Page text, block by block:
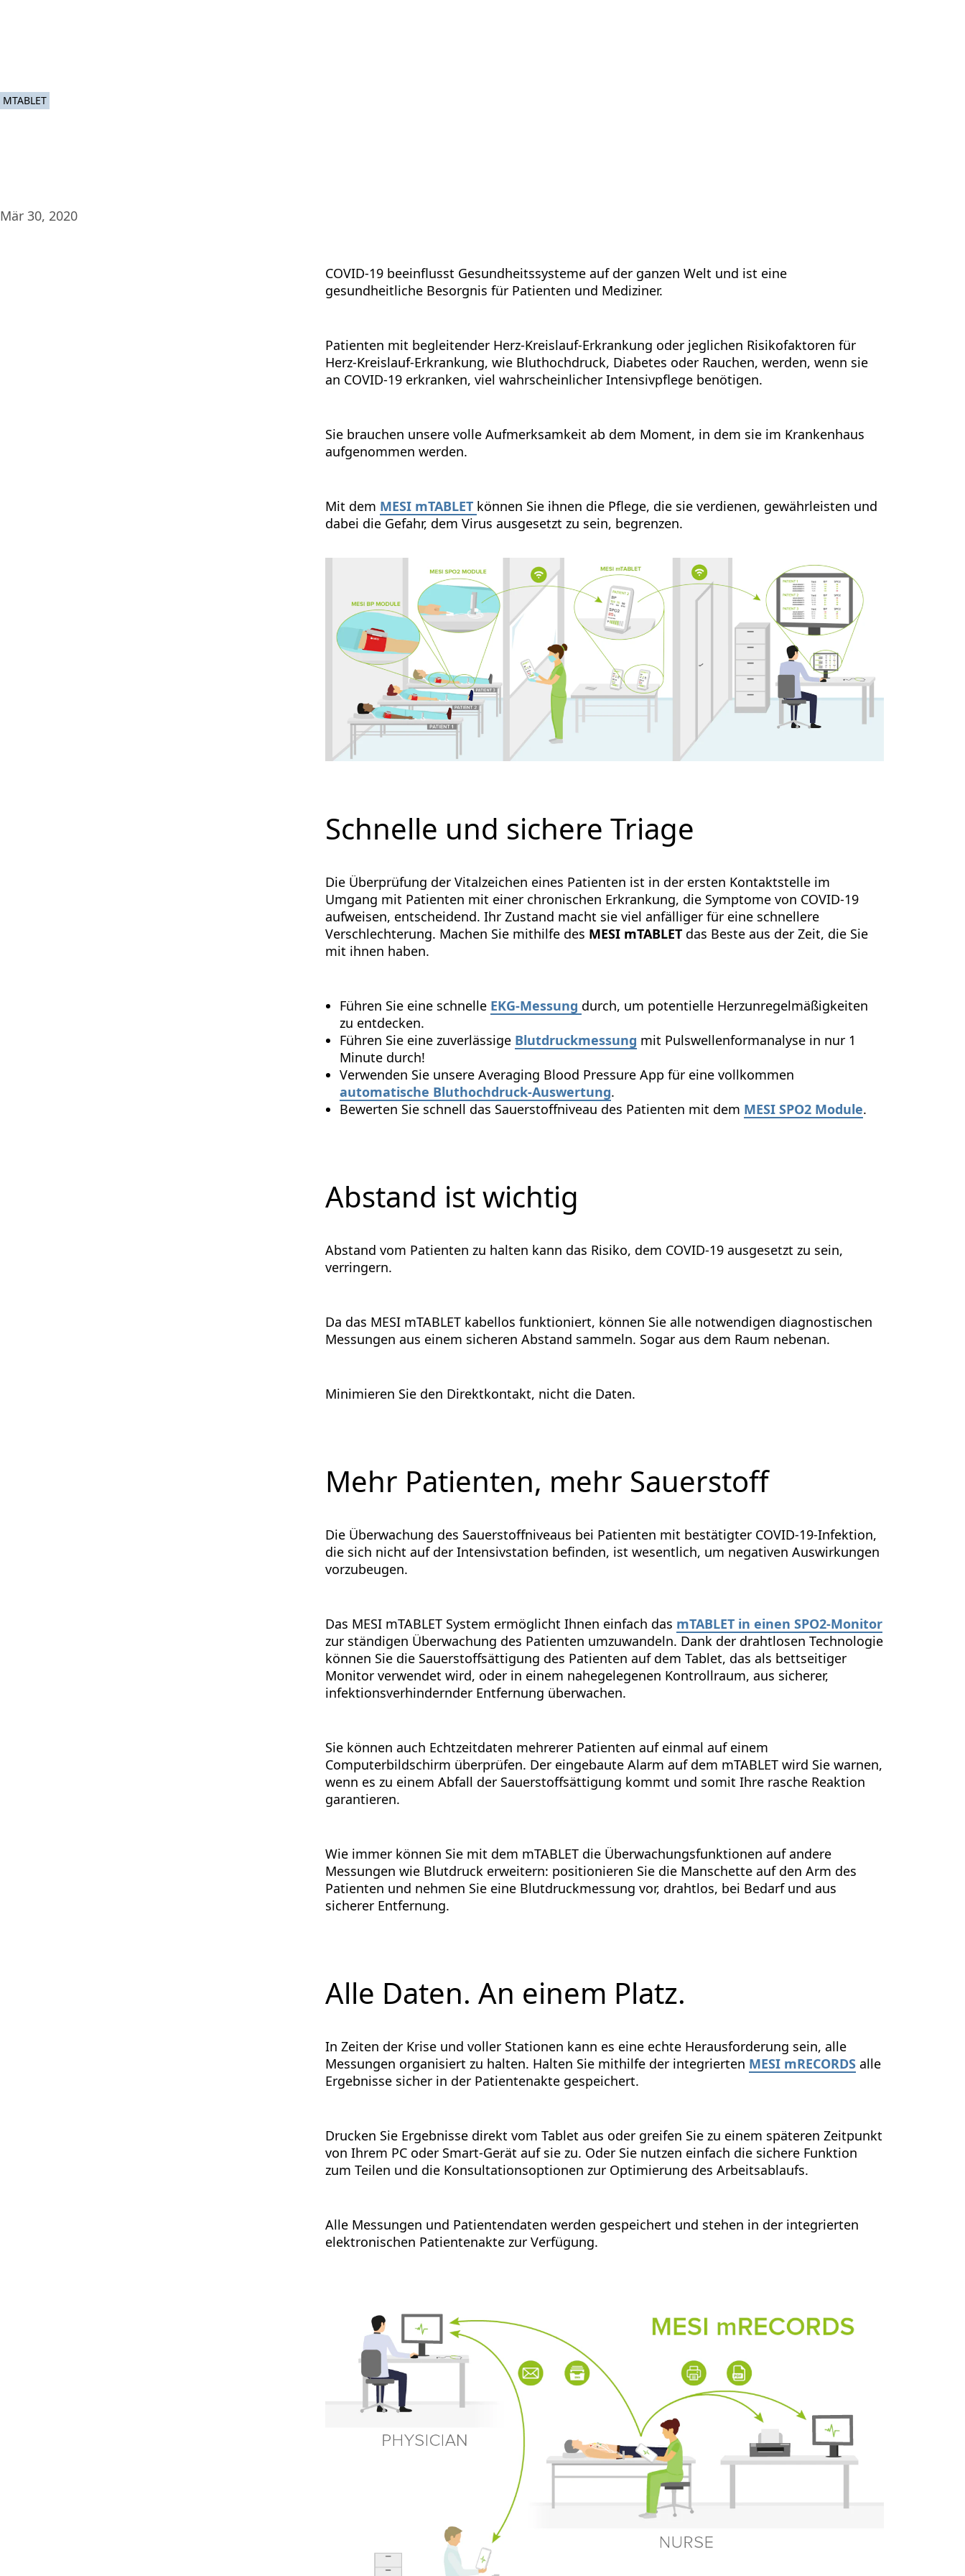
MTABLET
Mär 30, 2020
COVID-19 beeinflusst Gesundheitssysteme auf der ganzen Welt und ist eine
gesundheitliche Besorgnis für Patienten und Mediziner.
Patienten mit begleitender Herz-Kreislauf-Erkrankung oder jeglichen Risikofaktoren für
Herz-Kreislauf-Erkrankung, wie Bluthochdruck, Diabetes oder Rauchen, werden, wenn sie
an COVID-19 erkranken, viel wahrscheinlicher Intensivpflege benötigen.
Sie brauchen unsere volle Aufmerksamkeit ab dem Moment, in dem sie im Krankenhaus
aufgenommen werden.
Mit dem MESI mTABLET können Sie ihnen die Pflege, die sie verdienen, gewährleisten und
dabei die Gefahr, dem Virus ausgesetzt zu sein, begrenzen.
Schnelle und sichere Triage
Die Überprüfung der Vitalzeichen eines Patienten ist in der ersten Kontaktstelle im
Umgang mit Patienten mit einer chronischen Erkrankung, die Symptome von COVID-19
aufweisen, entscheidend. Ihr Zustand macht sie viel anfälliger für eine schnellere
Verschlechterung. Machen Sie mithilfe des MESI mTABLET das Beste aus der Zeit, die Sie
mit ihnen haben.
Führen Sie eine schnelle EKG-Messung durch, um potentielle Herzunregelmäßigkeiten
zu entdecken.
Führen Sie eine zuverlässige Blutdruckmessung mit Pulswellenformanalyse in nur 1
Minute durch!
Verwenden Sie unsere Averaging Blood Pressure App für eine vollkommen
automatische Bluthochdruck-Auswertung.
Bewerten Sie schnell das Sauerstoffniveau des Patienten mit dem MESI SPO2 Module.
Abstand ist wichtig
Abstand vom Patienten zu halten kann das Risiko, dem COVID-19 ausgesetzt zu sein,
verringern.
Da das MESI mTABLET kabellos funktioniert, können Sie alle notwendigen diagnostischen
Messungen aus einem sicheren Abstand sammeln. Sogar aus dem Raum nebenan.
Minimieren Sie den Direktkontakt, nicht die Daten.
Mehr Patienten, mehr Sauerstoff
Die Überwachung des Sauerstoffniveaus bei Patienten mit bestätigter COVID-19-Infektion,
die sich nicht auf der Intensivstation befinden, ist wesentlich, um negativen Auswirkungen
vorzubeugen.
Das MESI mTABLET System ermöglicht Ihnen einfach das mTABLET in einen SPO2-Monitor
zur ständigen Überwachung des Patienten umzuwandeln. Dank der drahtlosen Technologie
können Sie die Sauerstoffsättigung des Patienten auf dem Tablet, das als bettseitiger
Monitor verwendet wird, oder in einem nahegelegenen Kontrollraum, aus sicherer,
infektionsverhindernder Entfernung überwachen.
Sie können auch Echtzeitdaten mehrerer Patienten auf einmal auf einem
Computerbildschirm überprüfen. Der eingebaute Alarm auf dem mTABLET wird Sie warnen,
wenn es zu einem Abfall der Sauerstoffsättigung kommt und somit Ihre rasche Reaktion
garantieren.
Wie immer können Sie mit dem mTABLET die Überwachungsfunktionen auf andere
Messungen wie Blutdruck erweitern: positionieren Sie die Manschette auf den Arm des
Patienten und nehmen Sie eine Blutdruckmessung vor, drahtlos, bei Bedarf und aus
sicherer Entfernung.
Alle Daten. An einem Platz.
In Zeiten der Krise und voller Stationen kann es eine echte Herausforderung sein, alle
Messungen organisiert zu halten. Halten Sie mithilfe der integrierten MESI mRECORDS alle
Ergebnisse sicher in der Patientenakte gespeichert.
Drucken Sie Ergebnisse direkt vom Tablet aus oder greifen Sie zu einem späteren Zeitpunkt
von Ihrem PC oder Smart-Gerät auf sie zu. Oder Sie nutzen einfach die sichere Funktion
zum Teilen und die Konsultationsoptionen zur Optimierung des Arbeitsablaufs.
Alle Messungen und Patientendaten werden gespeichert und stehen in der integrierten
elektronischen Patientenakte zur Verfügung.